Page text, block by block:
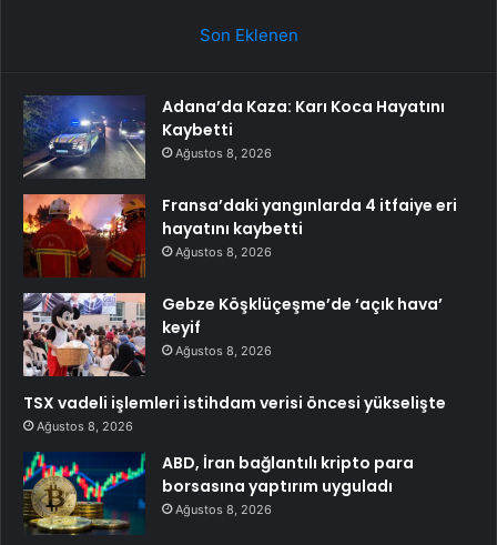
Son Eklenen
Adana’da Kaza: Karı Koca Hayatını
Kaybetti
Ağustos 8, 2026
Fransa’daki yangınlarda 4 itfaiye eri
hayatını kaybetti
Ağustos 8, 2026
Gebze Köşklüçeşme’de ‘açık hava’
keyif
Ağustos 8, 2026
TSX vadeli işlemleri istihdam verisi öncesi yükselişte
Ağustos 8, 2026
ABD, İran bağlantılı kripto para
borsasına yaptırım uyguladı
Ağustos 8, 2026